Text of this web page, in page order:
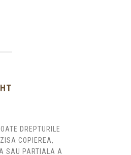
DREPTURILE
COPIEREA,
SAU PARTIALA A